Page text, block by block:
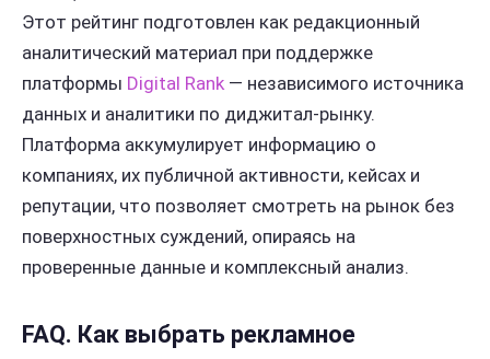
Этот рейтинг подготовлен как редакционный
аналитический материал при поддержке
платформы Digital Rank — независимого источника
данных и аналитики по диджитал-рынку.
Платформа аккумулирует информацию о
компаниях, их публичной активности, кейсах и
репутации, что позволяет смотреть на рынок без
поверхностных суждений, опираясь на
проверенные данные и комплексный анализ.
FAQ. Как выбрать рекламное